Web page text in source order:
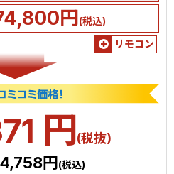
円(税込)
リモコン
円(税抜)
円 (税込)